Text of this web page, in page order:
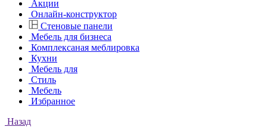
Акции
Онлайн-конструктор
Стеновые панели
Мебель для бизнеса
Комплексаная меблировка
Кухни
Мебель для
Стиль
Мебель
Избранное
Назад